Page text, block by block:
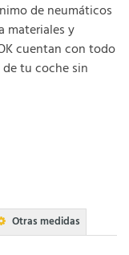
de neumáticos
materiales y
cuentan con todo
tu coche sin
Otras medidas